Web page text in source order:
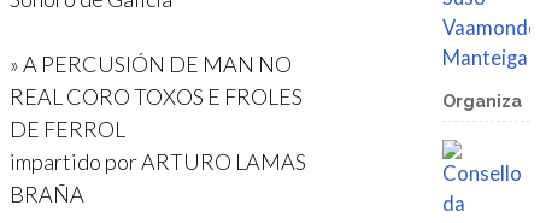
» A PERCUSIÓN DE MAN NO
REAL CORO TOXOS E FROLES
DE FERROL
impartido por ARTURO LAMAS
BRAÑA
Vaamonde
Manteiga
Organiza